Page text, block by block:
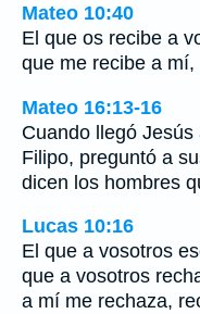
Mateo 10:40
El que os recibe a
que me recibe a
Mateo 16:13-16
Cuando llegó
Filipo, preguntó a
dicen los hombres
Lucas 10:16
El que a vosotros
que a vosotros
a mí me rechaza,